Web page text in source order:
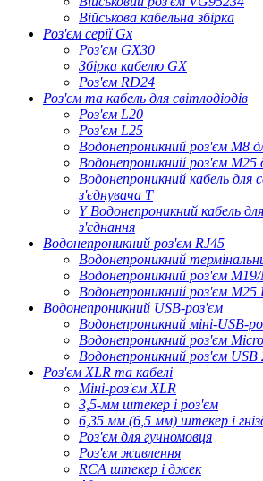
Військова кабельна збірка
Роз'єм серії Gx
Роз'єм GX30
Збірка кабелю GX
Роз'єм RD24
Роз'єм та кабель для світлодіодів
Роз'єм L20
Роз'єм L25
Водонепроникний роз'єм M8
Водонепроникний роз'єм M25
Водонепроникний кабель для
з'єднувача T
Y Водонепроникний кабель
з'єднання
Водонепроникний роз'єм RJ45
Водонепроникний
Водонепроникний роз'єм
Водонепроникний роз'єм M25
Водонепроникний USB-роз'єм
Водонепроникний міні-USB-
Водонепроникний роз'єм
Водонепроникний роз'єм
Роз'єм XLR та кабелі
Міні-роз'єм XLR
3,5-мм штекер і роз'єм
6,35 мм (6,5 мм) штекер і
Роз'єм для гучномовця
Роз'єм живлення
RCA штекер і джек